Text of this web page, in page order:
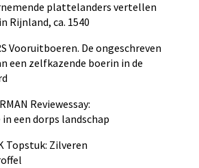
plattelanders vertellen
Rijnland, ca. 1540
Vooruitboeren. De ongeschreven
een zelfkazende boerin in de
Reviewessay:
een dorps landschap
Topstuk: Zilveren